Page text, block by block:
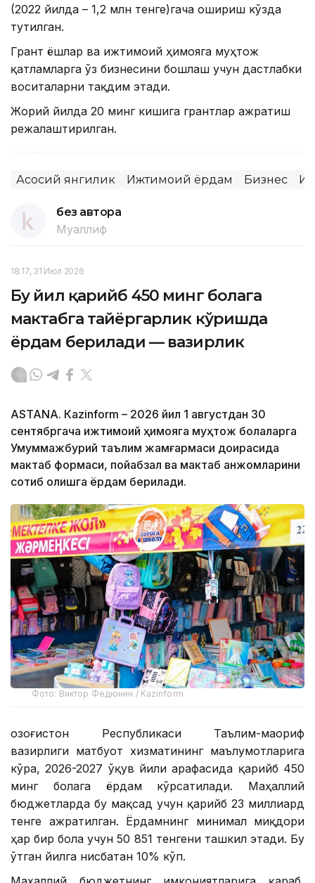
(2022 йилда – 1,2 млн тенге)гача ошириш кўзда
тутилган.
Грант ёшлар ва ижтимоий ҳимояга муҳтож
қатламларга ўз бизнесини бошлаш учун дастлабки
воситаларни тақдим этади.
Жорий йилда 20 минг кишига грантлар ажратиш
режалаштирилган.
Асосий янгилик Ижтимоий ёрдам Бизнес
без автора
Муаллиф
18:17, 31 Июл 2026
Бу йил қарийб 450 минг болага
мактабга тайёргарлик кўришда
ёрдам берилади — вазирлик
ASTANА. Кazinform – 2026 йил 1 августдан 30
сентябргача ижтимоий ҳимояга муҳтож болаларга
Умуммажбурий таълим жамғармаси доирасида
мактаб формаси, пойабзал ва мактаб анжомларини
сотиб олишга ёрдам берилади.
Фото: Виктор Федюнин / Kazinform
Қозоғистон Республикаси Таълим-маориф
вазирлиги матбуот хизматининг маълумотларига
кўра, 2026-2027 ўқув йили арафасида қарийб 450
минг болага ёрдам кўрсатилади. Маҳаллий
бюджетларда бу мақсад учун қарийб 23 миллиард
тенге ажратилган. Ёрдамнинг минимал миқдори
ҳар бир бола учун 50 851 тенгени ташкил этади. Бу
ўтган йилга нисбатан 10% кўп.